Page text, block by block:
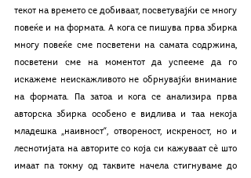
текот на времето се добиваат, посветувајќи се многу
повеќе и на формата. А кога се пишува прва збирка
многу повеќе сме посветени на самата содржина,
посветени сме на моментот да успееме да го
искажеме неискажливото не обрнувајќи внимание
на формата. Па затоа и кога се анализира прва
авторска збирка особено е видлива и таа некоја
младешка „наивност“, отвореност, искреност, но и
леснотијата на авторите со која си кажуваат сѐ што
имаат па токму од таквите начела стигнуваме до